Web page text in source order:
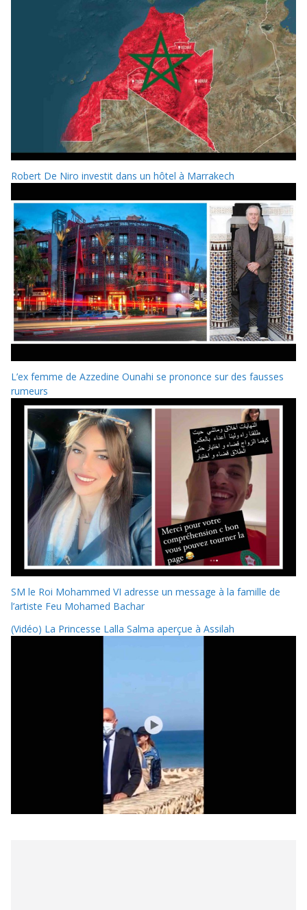
Robert De Niro investit dans un hôtel à Marrakech
L’ex femme de Azzedine Ounahi se prononce sur des fausses
rumeurs
SM le Roi Mohammed VI adresse un message à la famille de
l’artiste Feu Mohamed Bachar
(Vidéo) La Princesse Lalla Salma aperçue à Assilah